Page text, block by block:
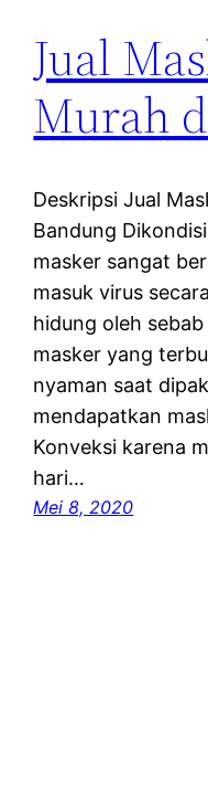
Jual
Murah
Deskripsi Jual
Bandung
masker sangat
masuk virus
hidung oleh
masker yang
nyaman saat
mendapatkan
Konveksi karena
hari…
Mei 8, 2020